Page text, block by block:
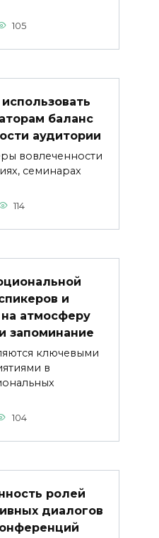
105
баланс
аудитории
вовлеченности
семинарах
114
и
атмосферу
запоминание
ключевыми
в
104
ролей
диалогов